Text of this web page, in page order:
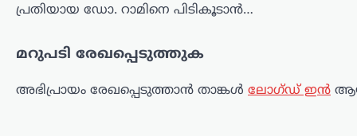
പ്രതിയായ ഡോ. റാമിനെ പിടികൂടാൻ…
മറുപടി രേഖപ്പെടുത്തുക
അഭിപ്രായം രേഖപ്പെടുത്താ‍ൻ താങ്കൾ ലോഗ്ഡ് ഇൻ
സിനിമ
ആരായാലും
വിമർശനങ്ങൾക്ക്